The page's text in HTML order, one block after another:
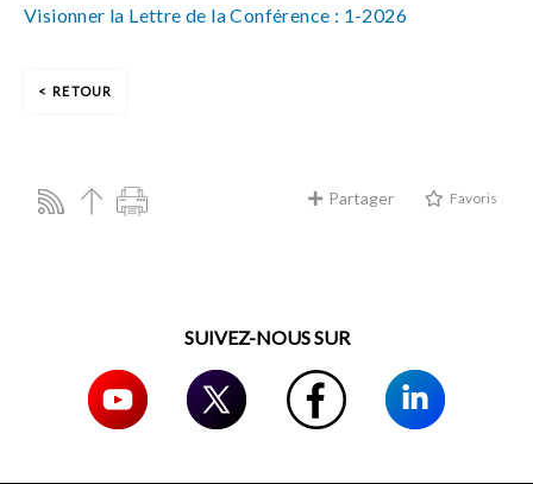
Visionner la Lettre de la Conférence : 1-2026
RETOUR
Partager Favoris
SUIVEZ-NOUS SUR